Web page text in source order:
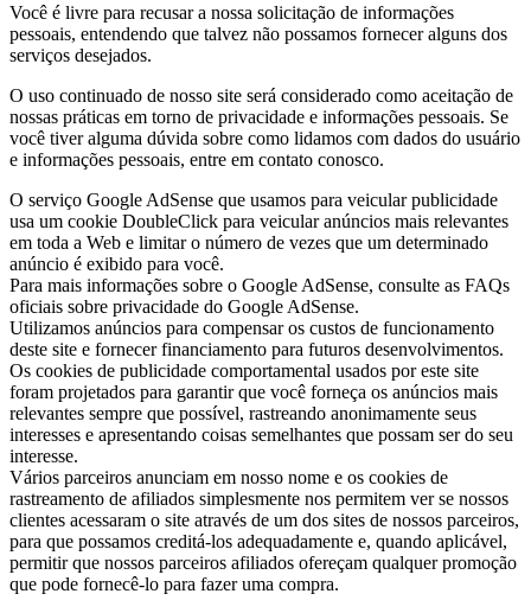
Você é livre para recusar a nossa solicitação de informações
pessoais, entendendo que talvez não possamos fornecer alguns dos
serviços desejados.
O uso continuado de nosso site será considerado como aceitação de
nossas práticas em torno de privacidade e informações pessoais. Se
você tiver alguma dúvida sobre como lidamos com dados do usuário
e informações pessoais, entre em contato conosco.
O serviço Google AdSense que usamos para veicular publicidade
usa um cookie DoubleClick para veicular anúncios mais relevantes
em toda a Web e limitar o número de vezes que um determinado
anúncio é exibido para você.
Para mais informações sobre o Google AdSense, consulte as FAQs
oficiais sobre privacidade do Google AdSense.
Utilizamos anúncios para compensar os custos de funcionamento
deste site e fornecer financiamento para futuros desenvolvimentos.
Os cookies de publicidade comportamental usados por este site
foram projetados para garantir que você forneça os anúncios mais
relevantes sempre que possível, rastreando anonimamente seus
interesses e apresentando coisas semelhantes que possam ser do seu
interesse.
Vários parceiros anunciam em nosso nome e os cookies de
rastreamento de afiliados simplesmente nos permitem ver se nossos
clientes acessaram o site através de um dos sites de nossos parceiros,
para que possamos creditá-los adequadamente e, quando aplicável,
permitir que nossos parceiros afiliados ofereçam qualquer promoção
que pode fornecê-lo para fazer uma compra.